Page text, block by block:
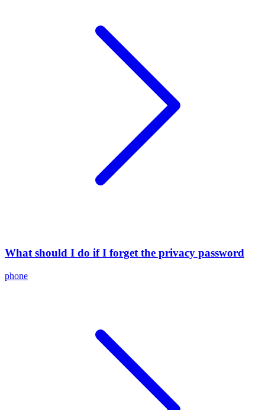
What should I do if I forget the privacy password
phone